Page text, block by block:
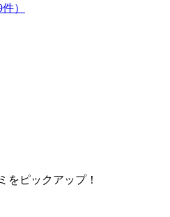
件）
をピックアップ！